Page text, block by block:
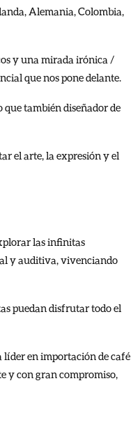
Alemania, Colombia,
y una mirada irónica /
que nos pone delante.
que también diseñador de
el arte, la expresión y el
las infinitas
y auditiva, vivenciando
puedan disfrutar todo el
líder en importación de café
y con gran compromiso,